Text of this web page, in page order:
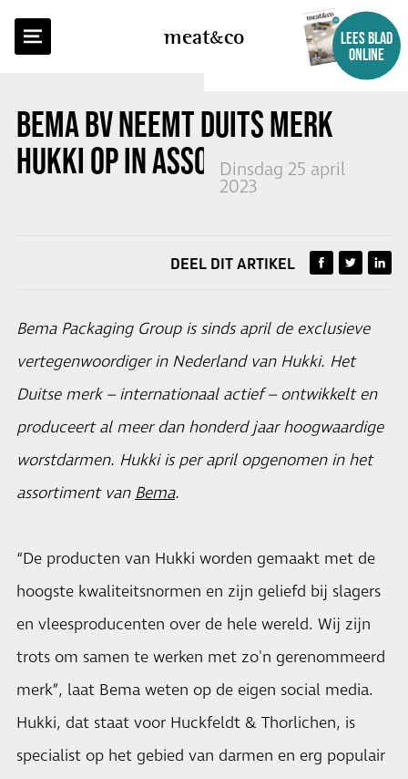
meatco
LEES BLAD
ONLINE
BEMA BV NEEMT DUITS MERK
HUKKI OP IN ASSORTIMENT
Dinsdag 25 april
2023
TERUG NAAR OVERZICHT
DEEL DIT ARTIKEL
Bema Packaging Group is sinds april de exclusieve
vertegenwoordiger in Nederland van Hukki. Het
Duitse merk – internationaal actief – ontwikkelt en
produceert al meer dan honderd jaar hoogwaardige
worstdarmen. Hukki is per april opgenomen in het
assortiment vanBema.
“De producten van Hukki worden gemaakt met de
hoogste kwaliteitsnormen en zijn geliefd bij slagers
en vleesproducenten over de hele wereld. Wij zijn
trots om samen te werken met zo'n gerenommeerd
merk”, laat Bema weten op de eigen social media.
Hukki, dat staat voor Huckfeldt & Thorlichen, is
specialist op het gebied van darmen en erg populair